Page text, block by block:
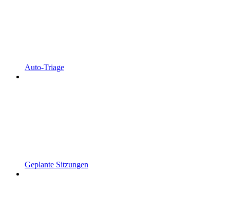
Auto-Triage
Geplante Sitzungen